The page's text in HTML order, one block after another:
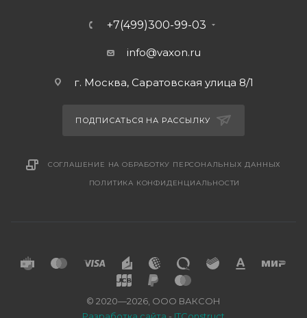
+7(499)300-99-03
info@vaxon.ru
г. Москва, Саратовская улица 8/1
ПОДПИСАТЬСЯ НА РАССЫЛКУ
СОГЛАШЕНИЕ НА ОБРАБОТКУ ПЕРСОНАЛЬНЫХ ДАННЫХ
ПОЛИТИКА КОНФИДЕНЦИАЛЬНОСТИ
© 2020—2026, ООО ВАКСОН